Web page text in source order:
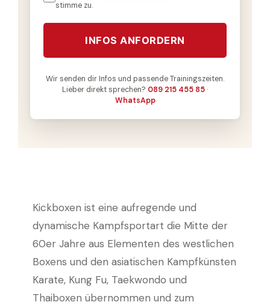
stimme zu.
INFOS ANFORDERN
Wir senden dir Infos und passende Trainingszeiten.
Lieber direkt sprechen? 089 215 455 85 ·
WhatsApp
Kickboxen ist eine aufregende und
dynamische Kampfsportart die Mitte der
60er Jahre aus Elementen des westlichen
Boxens und den asiatischen Kampfkünsten
Karate, Kung Fu, Taekwondo und
Thaiboxen übernommen und zum